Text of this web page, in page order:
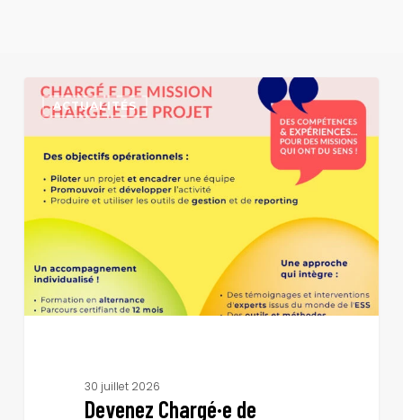
ACTUALITÉS
Devenez
Chargé·e
missions
Chargé·e
de
projet
en
alternance
30 juillet 2026
Devenez Chargé·e de